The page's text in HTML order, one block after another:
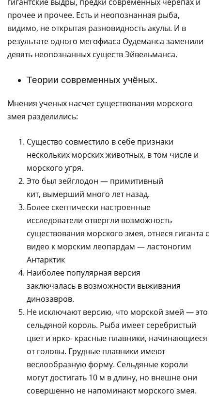
прочее и прочее. Есть и неопознанная рыба,
видимо, не открытая разновидность акулы. И в
результате одного мегофиаса Оудеманса заменили
девять неопознанных существ Эйвельманса.
Теории современных учёных.
Мнения ученых насчет существования морского
змея разделились:
Существо совместило в себе признаки
нескольких морских животных, в том числе и
морского угря.
Это был зейглодон — примитивный
кит, вымерший много лет назад.
Более скептически настроенные
исследователи отвергли возможность
существования морского змея, отнеся гиганта с
видео к морским леопардам — ластоногим
Антарктик
Наиболее популярная версия
заключалась в возможности выживания
динозавров.
Не исключают версию, что морской змей — это
сельдяной король. Рыба имеет серебристый
цвет и ярко- красные плавники, начинающиеся
от головы. Грудные плавники имеют
веслообразную форму. Сельдяные короли
могут достигать 10 м в длину, но внешне они
совершенно не напоминают морского змея.